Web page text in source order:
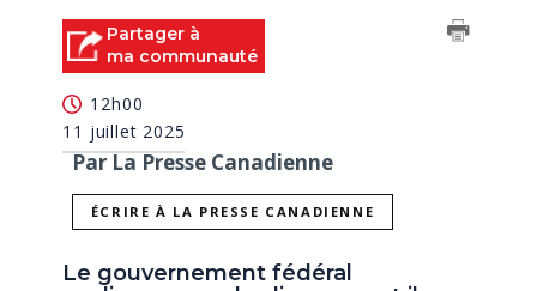
Partager à
ma communauté
12h00
11 juillet 2025
Par La Presse Canadienne
ÉCRIRE À LA PRESSE CANADIENNE
Le gouvernement fédéral